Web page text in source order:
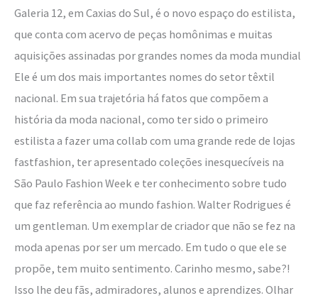
Galeria 12, em Caxias do Sul, é o novo espaço do estilista,
que conta com acervo de peças homônimas e muitas
aquisições assinadas por grandes nomes da moda mundial
Ele é um dos mais importantes nomes do setor têxtil
nacional. Em sua trajetória há fatos que compõem a
história da moda nacional, como ter sido o primeiro
estilista a fazer uma collab com uma grande rede de lojas
fastfashion, ter apresentado coleções inesquecíveis na
São Paulo Fashion Week e ter conhecimento sobre tudo
que faz referência ao mundo fashion. Walter Rodrigues é
um gentleman. Um exemplar de criador que não se fez na
moda apenas por ser um mercado. Em tudo o que ele se
propõe, tem muito sentimento. Carinho mesmo, sabe?!
Isso lhe deu fãs, admiradores, alunos e aprendizes. Olhar
que
roupa
boa
é
aquela
que
já
existe”